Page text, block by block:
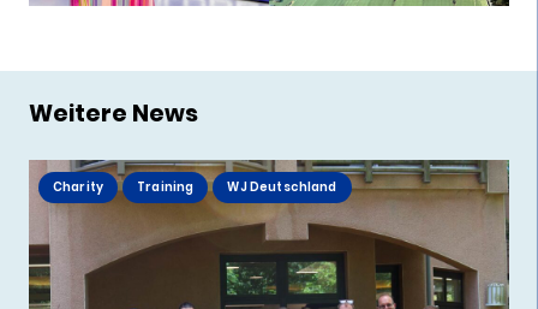
Weitere News
Charity Training WJ Deutschland